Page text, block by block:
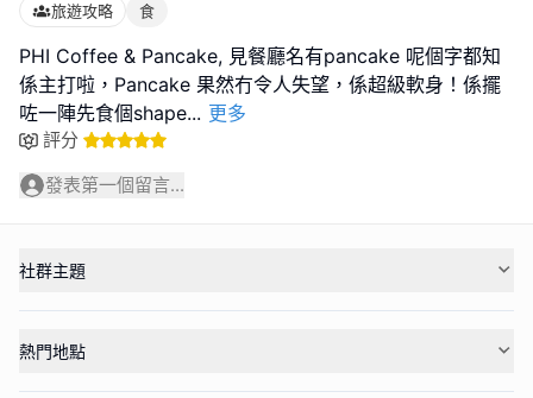
旅遊攻略 食
PHI Coffee & Pancake, 見餐廳名有pancake 呢個字都知
係主打啦，Pancake 果然冇令人失望，係超級軟身！係擺
咗一陣先食個shape... 更多
評分
發表第一個留言...
社群主題
熱門地點